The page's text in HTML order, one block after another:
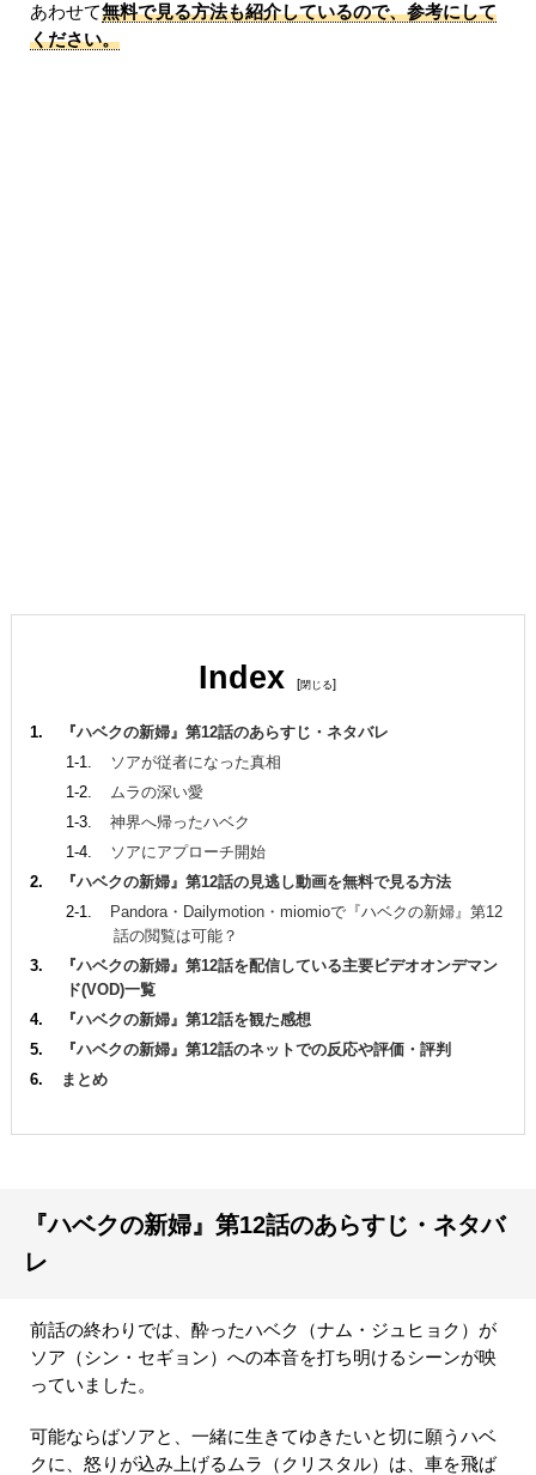
あわせて無料で見る方法も紹介しているので、参考にして
ください。
Index [ ]
『ハベクの新婦』第12話のあらすじ・ネタバレ
ソアが従者になった真相
ムラの深い愛
神界へ帰ったハベク
ソアにアプローチ開始
『ハベクの新婦』第12話の見逃し動画を無料で見る方法
Pandora・Dailymotion・miomioで『ハベクの新婦』第12
話の閲覧は可能？
『ハベクの新婦』第12話を配信している主要ビデオオンデマン
ド(VOD)一覧
『ハベクの新婦』第12話を観た感想
『ハベクの新婦』第12話のネットでの反応や評価・評判
まとめ
『ハベクの新婦』第12話のあらすじ・ネタバ
レ
前話の終わりでは、酔ったハベク（ナム・ジュヒョク）が
ソア（シン・セギョン）への本音を打ち明けるシーンが映
っていました。
可能ならばソアと、一緒に生きてゆきたいと切に願うハベ
クに、怒りが込み上げるムラ（クリスタル）は、車を飛ば